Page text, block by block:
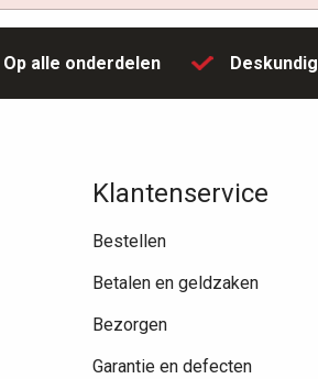
Op alle onderdelen Deskundig
Klantenservice
Bestellen
Betalen en geldzaken
Bezorgen
Garantie en defecten